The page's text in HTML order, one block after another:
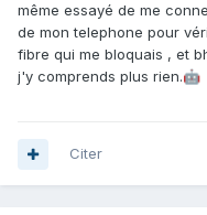
même essayé de me
de mon telephone pour
fibre qui me bloquais , et
j'y comprends plus rien.🤖
Citer